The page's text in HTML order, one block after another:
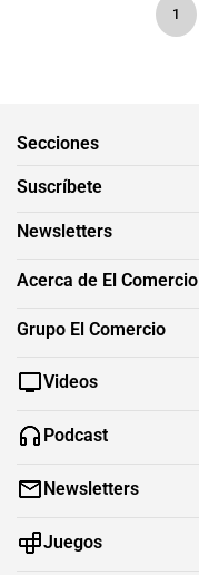
1
Secciones
Suscríbete
Newsletters
Acerca de El Comercio
Grupo El Comercio
Videos
Podcast
Newsletters
Juegos